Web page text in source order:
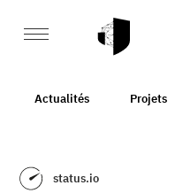
Actualités Projets
status.io